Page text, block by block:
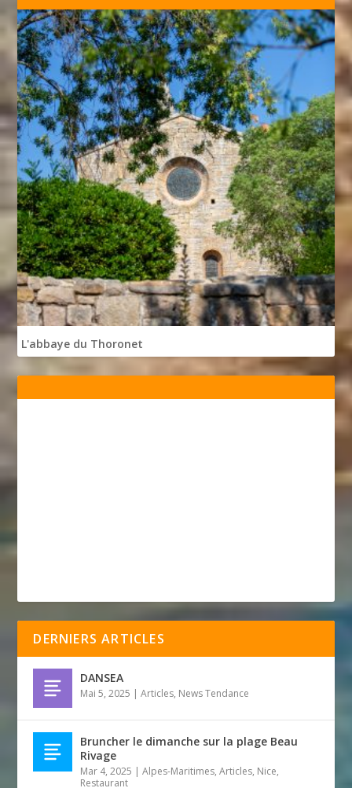
L'abbaye du Thoronet
DERNIERS ARTICLES
DANSEA
Mai 5, 2025 |Articles, News Tendance
Bruncher le dimanche sur la plage Beau
Rivage
Mar 4, 2025 |Alpes-Maritimes,Articles, Nice,
Restaurant